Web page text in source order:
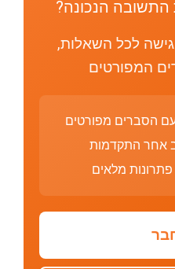
הנכונה?
לכל השאלות,
המפורטים
הסברים מפורטים
אחר התקדמות